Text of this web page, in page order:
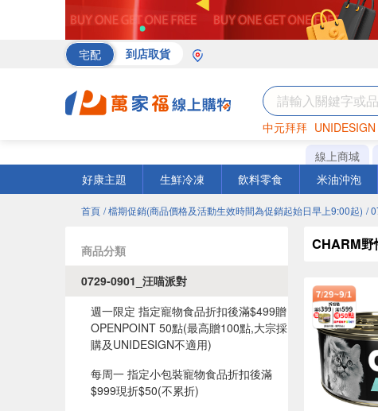
宅配 到店取貨
中元拜拜 UNIDESIGN
巧克力 罐頭 衛
線上商城
好康主題
生鮮冷凍 飲料零食 米油沖泡
首頁 / 檔期促銷(商品價格及活動生效時間為促銷起始日早上9:00起) /
商品分類
0729-0901_汪喵派對
週一限定 指定寵物食品折扣後滿$499贈
OPENPOINT 50點(最高贈100點,大宗採
購及UNIDESIGN不適用)
每周一 指定小包裝寵物食品折扣後滿
$999現折$50(不累折)
CHARM野